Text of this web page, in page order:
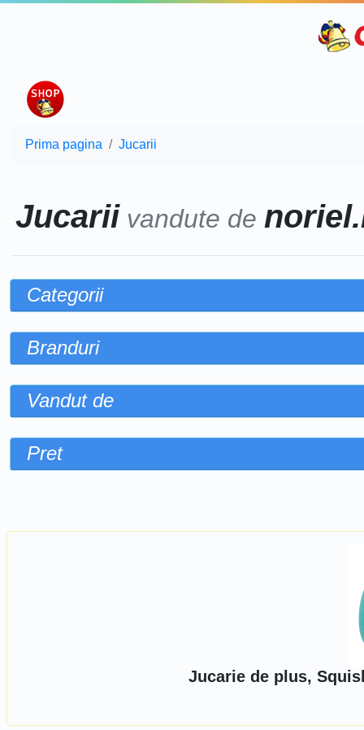
Prima pagina Jucarii
Jucariivandute de
Categorii
Branduri
Vandut de
Pret
Jucarie de plus,